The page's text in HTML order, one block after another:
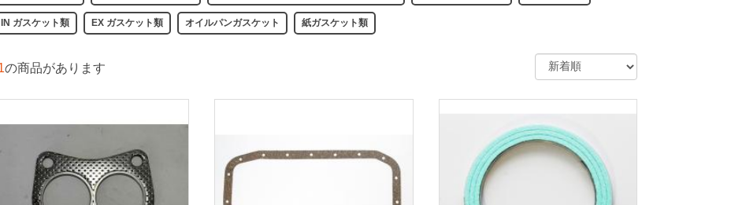
IN ガスケット類 EX ガスケット類 オイルパンガスケット 紙ガスケット類
の商品があります